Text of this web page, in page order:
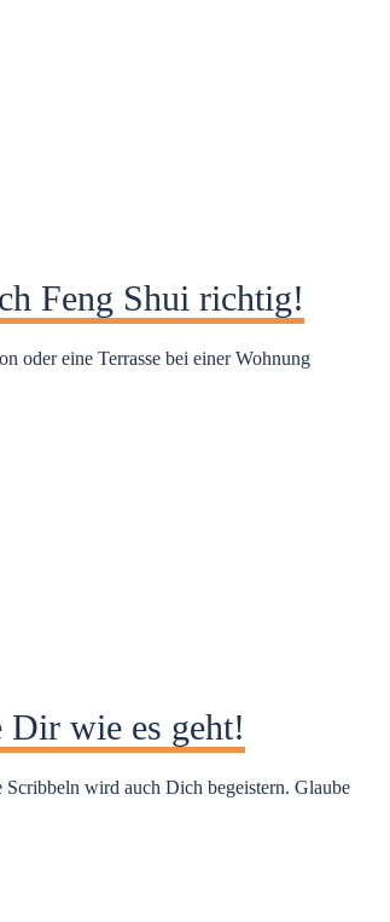
Feng Shui richtig!
oder eine Terrasse bei einer Wohnung
Dir wie es geht!
wird auch Dich begeistern. Glaube